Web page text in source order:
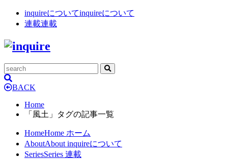
inquireについてinquireについて
連載連載
BACK
Home
「風土」タグの記事一覧
HomeHome ホーム
AboutAbout inquireについて
SeriesSeries 連載